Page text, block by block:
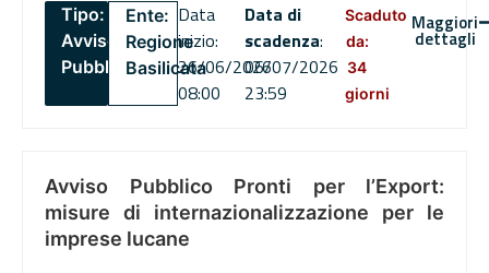
Tipo:
Avviso
Pubblico
Ente:
Regione
Basilicata
Data
inizio:
26/06/2026
08:00
Data di
scadenza:
06/07/2026
23:59
Scaduto
da:
34
giorni
Maggiori
dettagli
Avviso Pubblico Pronti per l’Export:
misure di internazionalizzazione per le
imprese lucane